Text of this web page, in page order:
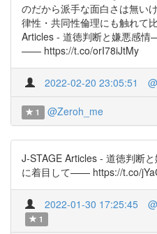
のだから派手な面白さは無い
律性・共同性倫理にも触れて
Articles - 道徳判断と嫌悪感
—— https://t.co/orI78iJtMy
2022-02-20 23:05:51
1 @Zeroh_me
J-STAGE Articles - 道徳判断
に着目して—— https://t.co/
2022-01-30 17:25:45
1